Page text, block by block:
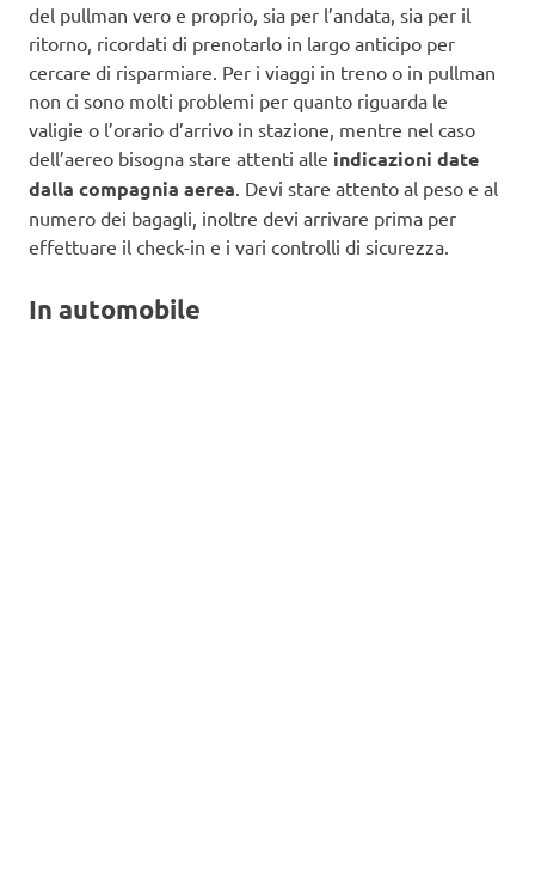
del pullman vero e proprio, sia per l’andata, sia per il
ritorno, ricordati di prenotarlo in largo anticipo per
cercare di risparmiare. Per i viaggi in treno o in pullman
non ci sono molti problemi per quanto riguarda le
valigie o l’orario d’arrivo in stazione, mentre nel caso
dell’aereo bisogna stare attenti alle indicazioni date
dalla compagnia aerea . Devi stare attento al peso e al
numero dei bagagli, inoltre devi arrivare prima per
effettuare il check-in e i vari controlli di sicurezza.
In automobile